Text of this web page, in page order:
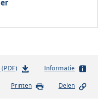
b
s
Informatie
Printen Delen